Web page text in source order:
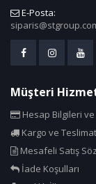
E-Posta:
Müşteri
Hesap Bilgileri
Kargo ve Teslimat
Mesafeli Satış
İade Koşulları